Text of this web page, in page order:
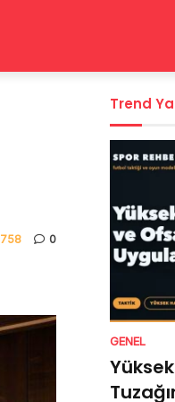
758 0
Trend
GENEL